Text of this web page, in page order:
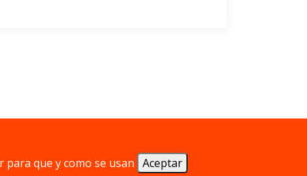
para que y como se usan Aceptar